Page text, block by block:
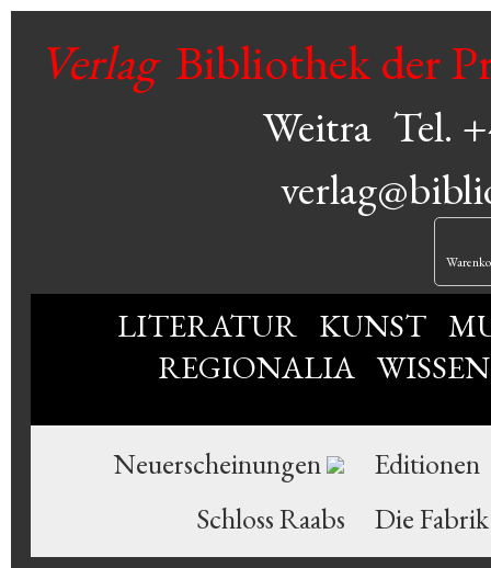
VerlagBibliothek der
Weitra Tel.
LITERATUR KUNST
REGIONALIA
Neuerscheinungen
Editionen
Schloss Raabs
Die Fabrik